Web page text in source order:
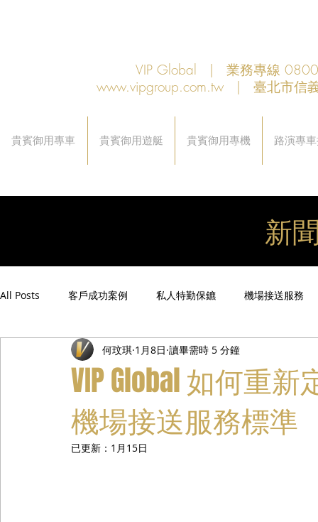
VIP Global | 業務專線
www.vipgroup.com.tw | 臺北市信
貴賓御用專車 貴賓御用遊艇 貴賓御用專機 路演專
新
All Posts 客戶成功案例 私人特勤保鑣 機場接送服務
禮遇通關服務 主管專業司機 活動禮賓接待
VIP Global 如何重
機場接送服務標準
何玟琪 1月8日 讀畢需時 5 分鐘
已更新： 1月15日